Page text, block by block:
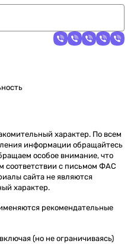
характер. По всем
информации обращайтесь
особое внимание, что
соответствии с письмом ФАС
сайта не являются
характер.
рекомендательные
(но не ограничиваясь)